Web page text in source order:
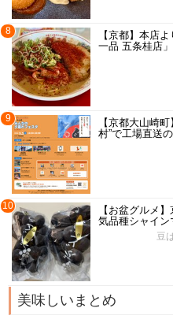
8
【京都】本店
一品 五条桂店
9
【京都大山崎
村”で工場直送
10
【お盆グルメ
気品種シャイン
豆
美味しいまとめ